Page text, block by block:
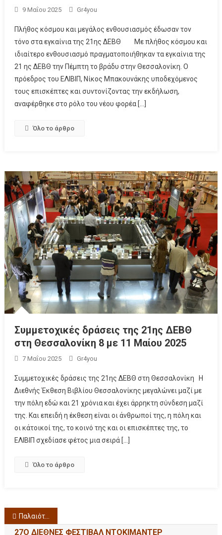
9 Μαΐου 2025 Gr4you
Πλήθος κόσμου και μεγάλος ενθουσιασμός έδωσαν τον
τόνο στα εγκαίνια της 21ης ΔΕΒΘ Με πλήθος κόσμου και
ιδιαίτερο ενθουσιασμό πραγματοποιήθηκαν τα εγκαίνια της
21 ης ΔΕΒΘ την Πέμπτη το βράδυ στην Θεσσαλονίκη. Ο
πρόεδρος του ΕΛΙΒΙΠ, Νίκος Μπακουνάκης υποδεχόμενος
τους επισκέπτες και συντονίζοντας την εκδήλωση,
αναφέρθηκε στο ρόλο του νέου φορέα […]
Όλο το άρθρο
Συμμετοχικές δράσεις της 21ης ΔΕΒΘ
στη Θεσσαλονίκη 8 με 11 Μαίου 2025
7 Μαΐου 2025 Gr4you
Συμμετοχικές δράσεις της 21ης ΔΕΒΘ στη Θεσσαλονίκη Η
Διεθνής Έκθεση Βιβλίου Θεσσαλονίκης μεγαλώνει μαζί με
την πόλη εδώ και 21 χρόνια και έχει άρρηκτη σύνδεση μαζί
της. Και επειδή η έκθεση είναι οι άνθρωποί της, η πόλη και
οι κάτοικοί της, το κοινό της και οι επισκέπτες της, το
ΕΛΙΒΙΠ σχεδίασε φέτος μια σειρά […]
Όλο το άρθρο
Παλαιότερα άρθρα
27Ο ΔΙΕΘΝΕΣ ΦΕΣΤΙΒΑΛ ΝΤΟΚΙΜΑΝΤΕΡ